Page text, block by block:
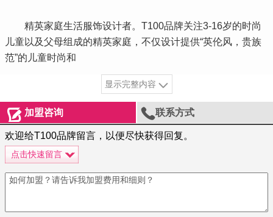
精英家庭生活服饰设计者。T100品牌关注3-16岁的时尚
儿童以及父母组成的精英家庭，不仅设计提供“英伦风，贵族
范”的儿童时尚和
显示完整内容
加盟咨询 联系方式
欢迎给T100品牌留言，以便尽快获得回复。
点击快速留言